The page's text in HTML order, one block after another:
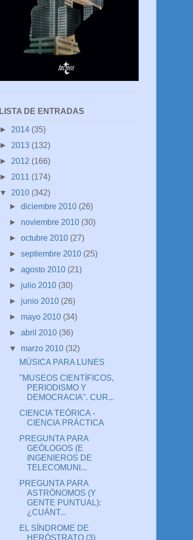
LISTA DE ENTRADAS
► 2014 (35)
► 2013 (132)
► 2012 (166)
► 2011 (174)
▼ 2010 (342)
►diciembre 2010 (26)
► noviembre 2010 (30)
►octubre 2010 (27)
►septiembre 2010 (25)
►agosto 2010 (21)
► julio 2010 (30)
► junio 2010 (26)
► mayo 2010 (34)
►abril 2010 (36)
▼ marzo 2010 (32)
MÚSICA PARA LUNES
"MUSEOS CIENTÍFICOS,
PERIODISMO Y
DEMOCRACIA". CUR...
CIENCIA TEÓRICA -
CIENCIA PRÁCTICA
PREGUNTA PARA
GEÓLOGOS (E
INGENIEROS DE
TELECOMUNI...
PREGUNTA PARA
ASTRÓNOMOS (Y
GENTE PUNTUAL):
¿CUÁNT...
EL SÍNDROME DE
HERÓSTRATO (3)